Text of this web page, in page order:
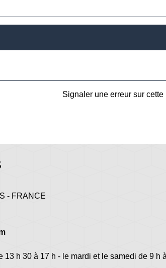
Signaler une erreur sur cette
- FRANCE
h 30 à 17 h - le mardi et le samedi de 9 h